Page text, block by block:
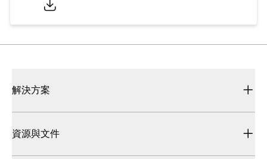
解決方案
資源與文件